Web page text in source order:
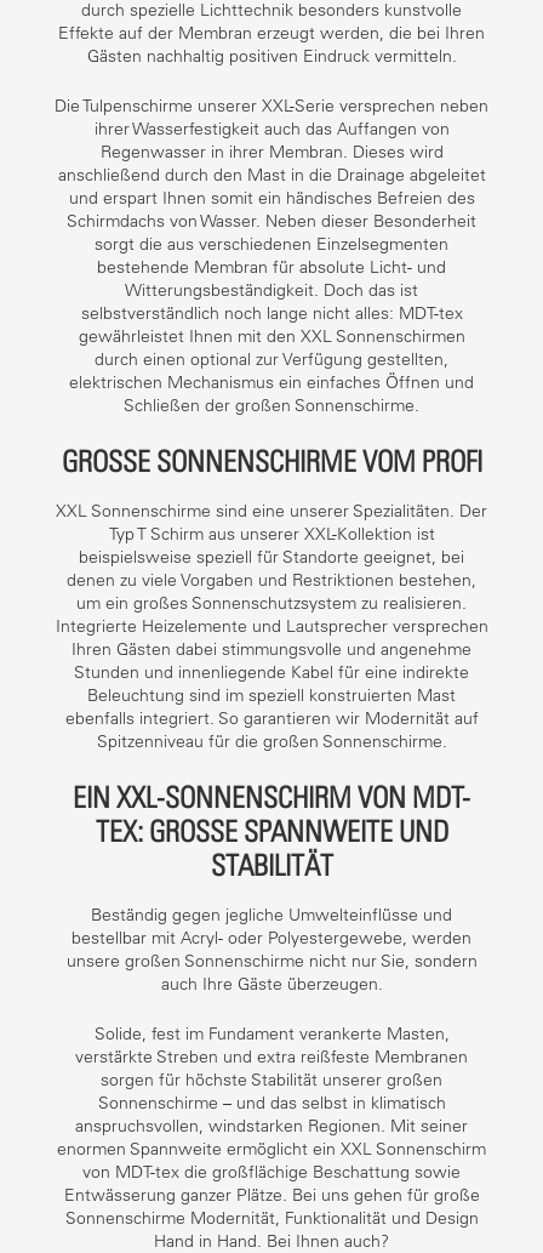
durch spezielle Lichttechnik besonders kunstvolle
Effekte auf der Membran erzeugt werden, die bei Ihren
Gästen nachhaltig positiven Eindruck vermitteln.
Die Tulpenschirme unserer XXL-Serie versprechen neben
ihrer Wasserfestigkeit auch das Auffangen von
Regenwasser in ihrer Membran. Dieses wird
anschließend durch den Mast in die Drainage abgeleitet
und erspart Ihnen somit ein händisches Befreien des
Schirmdachs von Wasser. Neben dieser Besonderheit
sorgt die aus verschiedenen Einzelsegmenten
bestehende Membran für absolute Licht- und
Witterungsbeständigkeit. Doch das ist
selbstverständlich noch lange nicht alles: MDT-tex
gewährleistet Ihnen mit den XXL Sonnenschirmen
durch einen optional zur Verfügung gestellten,
elektrischen Mechanismus ein einfaches Öffnen und
Schließen der großen Sonnenschirme.
GROSSE SONNENSCHIRME VOM PROFI
XXL Sonnenschirme sind eine unserer Spezialitäten. Der
Typ T Schirm aus unserer XXL-Kollektion ist
beispielsweise speziell für Standorte geeignet, bei
denen zu viele Vorgaben und Restriktionen bestehen,
um ein großes Sonnenschutzsystem zu realisieren.
Integrierte Heizelemente und Lautsprecher versprechen
Ihren Gästen dabei stimmungsvolle und angenehme
Stunden und innenliegende Kabel für eine indirekte
Beleuchtung sind im speziell konstruierten Mast
ebenfalls integriert. So garantieren wir Modernität auf
Spitzenniveau für die großen Sonnenschirme.
EIN XXL-SONNENSCHIRM VON MDT-
TEX: GROSSE SPANNWEITE UND S
TABILITÄT
Beständig gegen jegliche Umwelteinflüsse und
bestellbar mit Acryl- oder Polyestergewebe, werden
unsere großen Sonnenschirme nicht nur Sie, sondern
auch Ihre Gäste überzeugen.
Solide, fest im Fundament verankerte Masten,
verstärkte Streben und extra reißfeste Membranen
sorgen für höchste Stabilität unserer großen
Sonnenschirme – und das selbst in klimatisch
anspruchsvollen, windstarken Regionen. Mit seiner
enormen Spannweite ermöglicht ein XXL Sonnenschirm
von MDT-tex die großflächige Beschattung sowie
Entwässerung ganzer Plätze. Bei uns gehen für große
Sonnenschirme Modernität, Funktionalität und Design
Hand in Hand. Bei Ihnen auch?